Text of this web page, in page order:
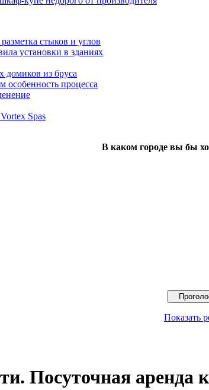
стыков и углов
установки в зданиях
домиков из бруса
особенность процесса
Spas
В каком городе вы бы
Показать
Посуточная аренда